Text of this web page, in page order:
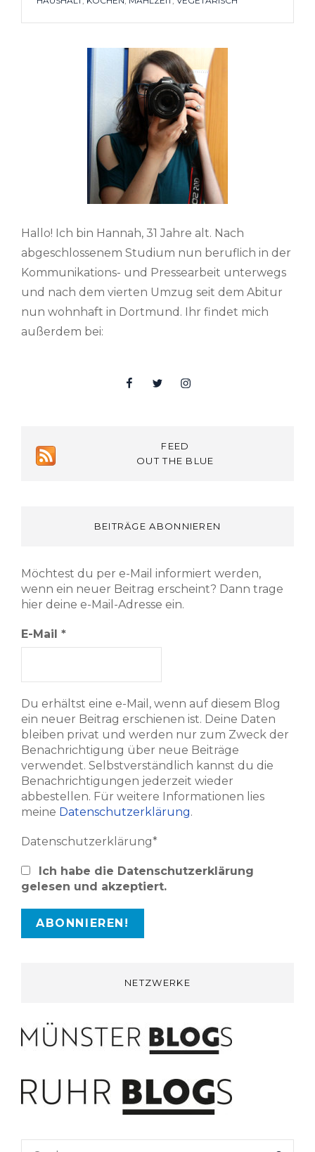
Hallo! Ich bin Hannah, 31 Jahre alt. Nach
abgeschlossenem Studium nun beruflich in der
Kommunikations- und Pressearbeit unterwegs
und nach dem vierten Umzug seit dem Abitur
nun wohnhaft in Dortmund. Ihr findet mich
außerdem bei:
FacebookTwitterInsta
FEED
OUT THE BLUE
BEITRÄGE ABONNIEREN
Möchtest du per e-Mail informiert werden,
wenn ein neuer Beitrag erscheint? Dann trage
hier deine e-Mail-Adresse ein.
E-Mail *
Du erhältst eine e-Mail, wenn auf diesem Blog
ein neuer Beitrag erschienen ist. Deine Daten
bleiben privat und werden nur zum Zweck der
Benachrichtigung über neue Beiträge
verwendet. Selbstverständlich kannst du die
Benachrichtigungen jederzeit wieder
abbestellen. Für weitere Informationen lies
meine Datenschutzerklärung.
Datenschutzerklärung*
Ich habe die Datenschutzerklärung
gelesen und akzeptiert.
NETZWERKE
Search